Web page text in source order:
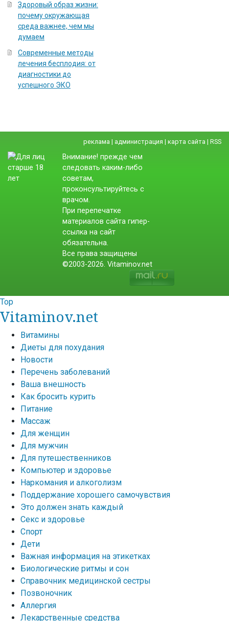
Здоровый образ жизни:
почему окружающая
среда важнее, чем мы
думаем
Современные методы
лечения бесплодия: от
диагностики до
успешного ЭКО
реклама | администрация | карта сайта | RSS
Внимание! прежде чем
следовать каким-либо
советам,
проконсультируйтесь с
врачом.
При перепечатке
материалов сайта гипер-
ссылка на сайт
обязательна.
Все права защищены
©2003-2026. Vitaminov.net
Top
Vitaminov.net
Витамины
Диеты для похудания
Новости
Перечень заболеваний
Ваша внешность
Как бросить курить
Питание
Массаж
Для женщин
Для мужчин
Для путешественников
Компьютер и здоровье
Наркомания и алкоголизм
Поддержание хорошего самочувствия
Это должен знать каждый
Секс и здоровье
Спорт
Дети
Важная информация на этикетках
Биологические ритмы и сон
Справочник медицинской сестры
Позвоночник
Аллергия
Лекарственные средства